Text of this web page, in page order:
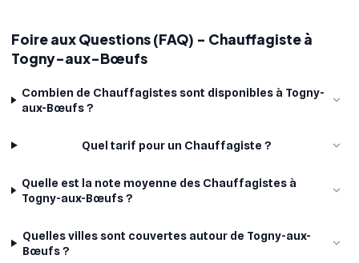
Foire aux Questions (FAQ) - Chauffagiste à
Togny-aux-Bœufs
Combien de Chauffagistes sont disponibles à Togny-
aux-Bœufs ?
Quel tarif pour un Chauffagiste ?
Quelle est la note moyenne des Chauffagistes à
Togny-aux-Bœufs ?
Quelles villes sont couvertes autour de Togny-aux-
Bœufs ?